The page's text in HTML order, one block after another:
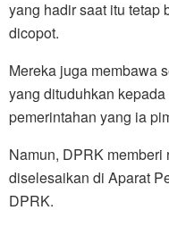
yang hadir saat itu tetap
dicopot.
Mereka juga membawa
yang dituduhkan
pemerintahan yang ia
Namun, DPRK
diselesaikan di Aparat
DPRK.